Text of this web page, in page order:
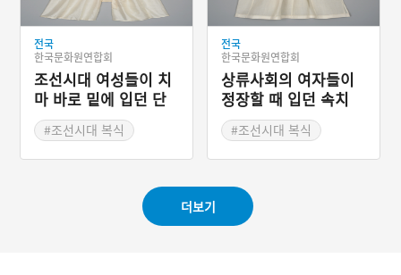
전국
한국문화원연합회
조선시대 여성들이 치
마 바로 밑에 입던 단
속곳
#조선시대 복식
전국
한국문화원연합회
상류사회의 여자들이
정장할 때 입던 속치
마, 대슘치마
#조선시대 복식
더보기